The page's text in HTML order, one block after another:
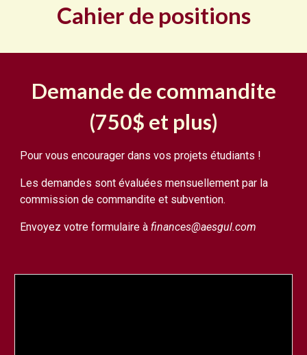
Cahier de positions
Demande de commandite
(750$ et plus)
Pour vous encourager dans vos projets étudiants !
Les demandes sont évaluées mensuellement par la
commission de commandite et subvention.
Envoyez votre formulaire àfinances@aesgul.com